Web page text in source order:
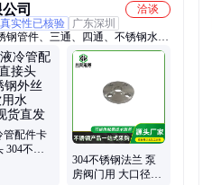
司
洽谈
真实性已核验
广东深圳
钢管件、三通、四通、不锈钢水
锈钢、法兰、不锈钢无缝管、单头
弯头、不锈钢管帽、不锈钢沟槽式
密封圈、支架、不锈钢球阀、大小
管配件卡
304不锈
304不锈钢法兰 泵
房阀门用 大口径带